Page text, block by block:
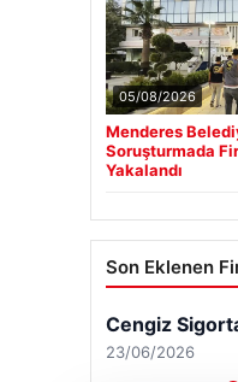
05/08/2026
Menderes
Soruşturmada
Yakalandı
Son Eklenen
Cengiz
23/06/2026